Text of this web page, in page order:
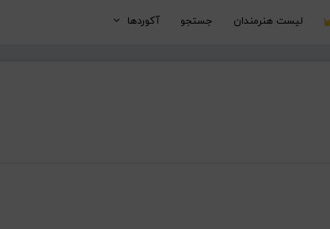
لیست هنرمندان جستجو آکوردها